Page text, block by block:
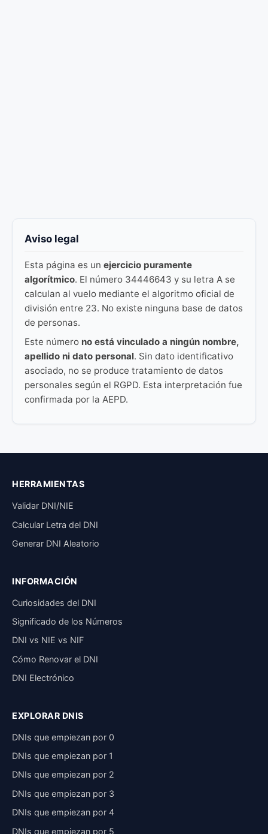
Aviso legal
Esta página es un ejercicio puramente
algorítmico. El número 34446643 y su letra A se
calculan al vuelo mediante el algoritmo oficial de
división entre 23. No existe ninguna base de datos
de personas.
Este número no está vinculado a ningún nombre,
apellido ni dato personal. Sin dato identificativo
asociado, no se produce tratamiento de datos
personales según el RGPD. Esta interpretación fue
confirmada por la AEPD.
HERRAMIENTAS
Validar DNI/NIE
Calcular Letra del DNI
Generar DNI Aleatorio
INFORMACIÓN
Curiosidades del DNI
Significado de los Números
DNI vs NIE vs NIF
Cómo Renovar el DNI
DNI Electrónico
EXPLORAR DNIS
DNIs que empiezan por 0
DNIs que empiezan por 1
DNIs que empiezan por 2
DNIs que empiezan por 3
DNIs que empiezan por 4
DNIs que empiezan por 5